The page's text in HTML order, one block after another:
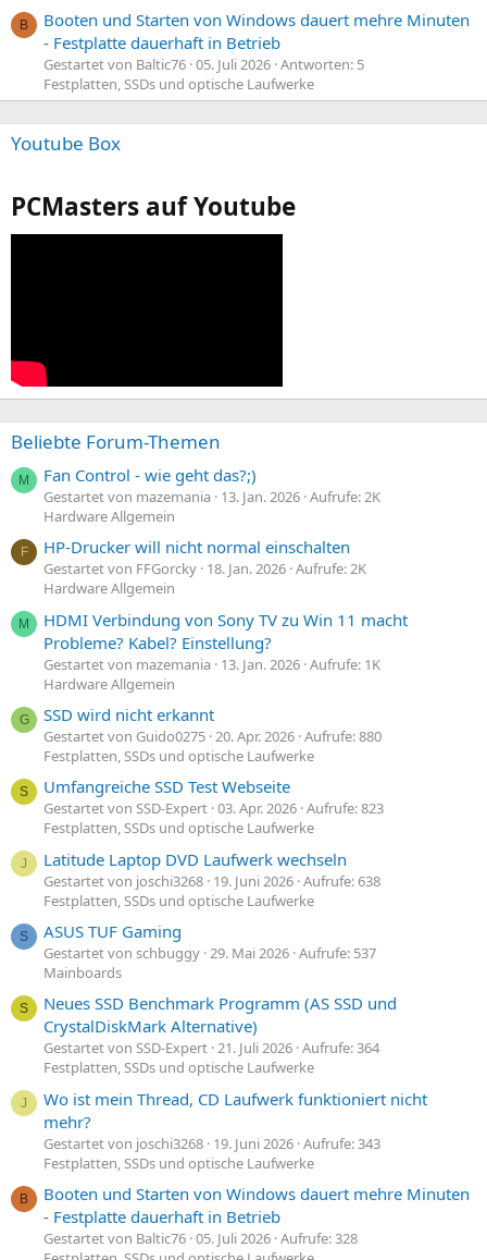
B
Booten und Starten von Windows dauert mehre Minuten
- Festplatte dauerhaft in Betrieb
Gestartet von Baltic76 05. Juli 2026 Antworten: 5
Festplatten, SSDs und optische Laufwerke
Youtube Box
PCMasters auf Youtube
Beliebte Forum-Themen
M Fan Control - wie geht das?;)
Gestartet von mazemania 13. Jan. 2026 Aufrufe: 2K
Hardware Allgemein
F HP-Drucker will nicht normal einschalten
Gestartet von FFGorcky 18. Jan. 2026 Aufrufe: 2K
Hardware Allgemein
M
HDMI Verbindung von Sony TV zu Win 11 macht
Probleme? Kabel? Einstellung?
Gestartet von mazemania 13. Jan. 2026 Aufrufe: 1K
Hardware Allgemein
G SSD wird nicht erkannt
Gestartet von Guido0275 20. Apr. 2026 Aufrufe: 880
Festplatten, SSDs und optische Laufwerke
S Umfangreiche SSD Test Webseite
Gestartet von SSD-Expert 03. Apr. 2026 Aufrufe: 823
Festplatten, SSDs und optische Laufwerke
J Latitude Laptop DVD Laufwerk wechseln
Gestartet von joschi3268 19. Juni 2026 Aufrufe: 638
Festplatten, SSDs und optische Laufwerke
S ASUS TUF Gaming
Gestartet von schbuggy 29. Mai 2026 Aufrufe: 537
Mainboards
S
Neues SSD Benchmark Programm (AS SSD und
CrystalDiskMark Alternative)
Gestartet von SSD-Expert 21. Juli 2026 Aufrufe: 364
Festplatten, SSDs und optische Laufwerke
J
Wo ist mein Thread, CD Laufwerk funktioniert nicht
mehr?
Gestartet von joschi3268 19. Juni 2026 Aufrufe: 343
Festplatten, SSDs und optische Laufwerke
B
Booten und Starten von Windows dauert mehre Minuten
- Festplatte dauerhaft in Betrieb
Gestartet von Baltic76 05. Juli 2026 Aufrufe: 328